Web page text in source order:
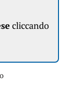
cliccando